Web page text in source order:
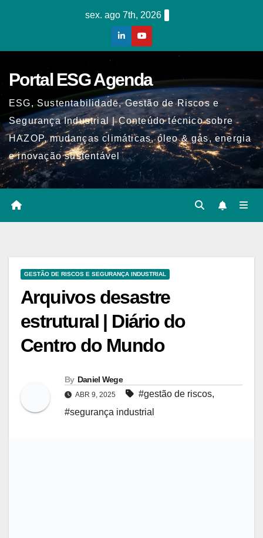
sex. ago 7th, 2026
Portal ESG Agenda
ESG, Sustentabilidade, Gestão de Riscos e
Segurança Industrial | Conteúdo técnico sobre
HAZOP, mudanças climáticas, óleo & gás, energia
e inovação sustentável
GESTÃO DE RISCOS E SEGURANÇA INDUSTRIAL
Arquivos desastre
estrutural | Diário do
Centro do Mundo
By Daniel Wege
ABR 9, 2025 #gestão de riscos,
#segurança industrial